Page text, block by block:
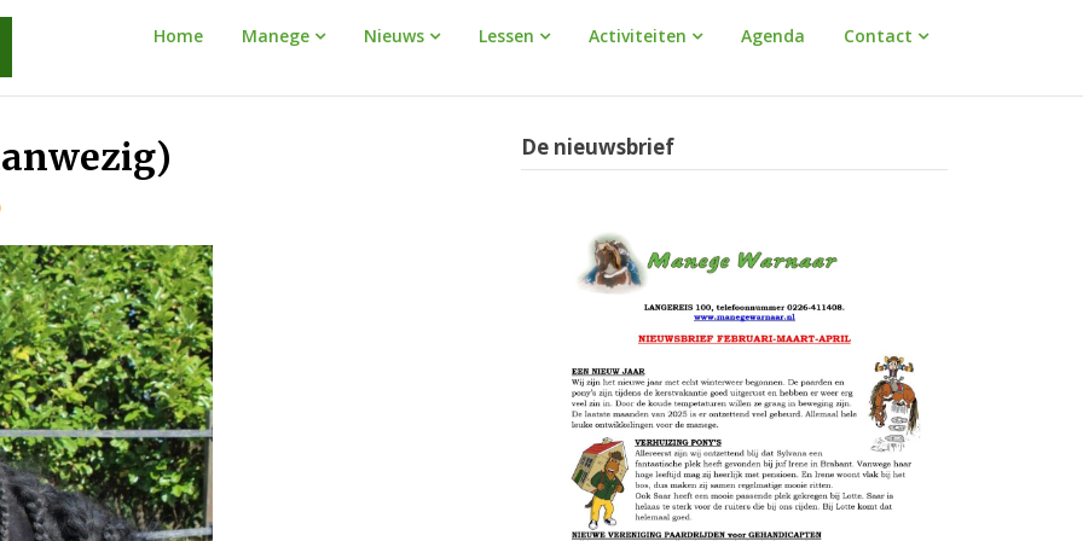
Home Manege Nieuws Lessen Activiteiten Agenda Contact
De nieuwsbrief